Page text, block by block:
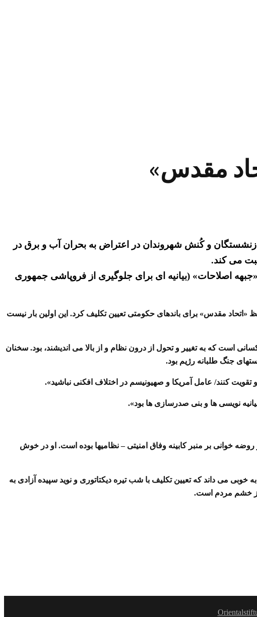
مقدس»
و کُنش شهروندان در اعتراض به بحران آب و برق در
می کند.
اصلاحات» (بیانیه ای برای جلوگیری از فروپاشی جمهوری
حفظ «اتحاد مقدس» برای باندهای حکومتی تعیین تکلیف کرد. این اولین بار نیست
است که به تغییر و تحول از درون نظام و از بالا می اندیشند، بود. سخنان
جنگ طلبانه رژیم بود.
کنند/ عامل آمریکا و صهیونیسم در اختلاف افکنی نباشید».
نویسی ها و بنی صدرسازی ها بود».
روضه خوانی بر منبر کابینه وفاق امنیتی – نظامیها بوده است. او در خوش
می داند که تعیین تکلیف با شب تیره دیکتاتوری و نوید سپیده آزادی به
از خشم مردم است.